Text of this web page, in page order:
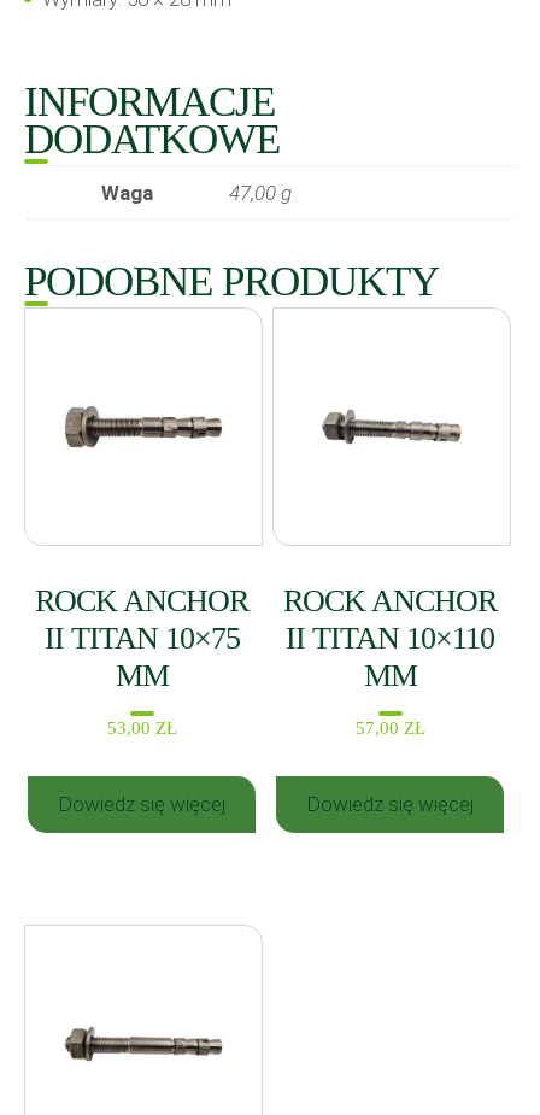
INFORMACJE
DODATKOWE
Waga 47,00 g
PODOBNE PRODUKTY
ROCK ANCHOR
II TITAN 10×75
MM
53,00 ZŁ
Dowiedz się więcej
ROCK ANCHOR
II TITAN 10×110
MM
57,00 ZŁ
Dowiedz się więcej